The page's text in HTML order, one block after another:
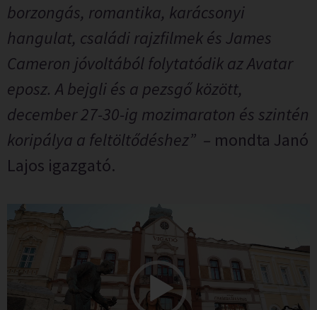
borzongás, romantika, karácsonyi
hangulat, családi rajzfilmek és James
Cameron jóvoltából folytatódik az Avatar
eposz. A bejgli és a pezsgő között,
december 27-30-ig mozimaraton és szintén
koripálya a feltöltődéshez” – mondta Janó
Lajos igazgató.
Videólejátszó